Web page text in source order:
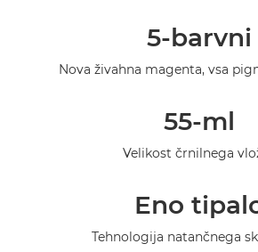
5-barvni
Nova živahna magenta, vsa
55-ml
Velikost črnilnega
Eno
Tehnologija natančnega